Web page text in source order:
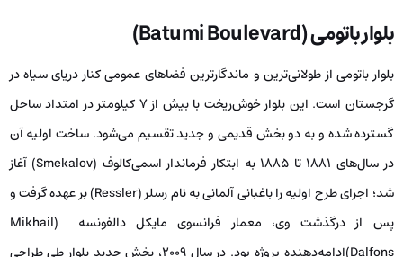
بلوار باتومی(
Batumi Boulevard)
بلوار باتومی از طولانی‌ترین و ماندگارترین فضاهای عمومی کنار دریای سیاه در
گرجستان است. این بلوار خوش‌ریخت با بیش از ۷ کیلومتر در امتداد ساحل
گسترده شده و به دو بخش قدیمی و جدید تقسیم می‌شود. ساخت اولیه آن
در سال‌های ۱۸۸۱ تا ۱۸۸۵ به ابتکار فرماندار اسمی‌کالوف (Smekalov) آغاز
شد؛ اجرای طرح اولیه را باغبانی آلمانی به نام رسلر (Ressler) بر عهده گرفت و
پس از درگذشت وی، معمار فرانسوی مایکل دالفونسه (Mikhail
Dalfons)ادامه‌دهنده پروژه بود. در سال ۲۰۰۹، بخش جدید بلوار طی طراحی